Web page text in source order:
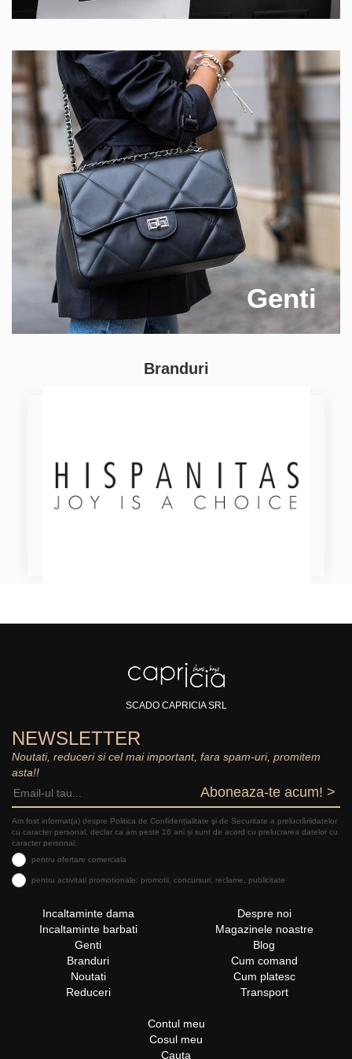
Genti
Branduri
SCADO CAPRICIA SRL
NEWSLETTER
Noutati, reduceri si cel mai important, fara spam-uri, promitem
asta!!
Aboneaza-te acum! >
Am fost informat(a) despre Politica de Confidențialitate şi de Securitate a prelucrăriidatelor
cu caracter personal, declar ca am peste 16 ani și sunt de acord cu prelucrarea datelor cu
caracter personal:
pentru ofertare comerciala
pentru activitati promotionale: promotii, concursuri, reclame, publicitate
Incaltaminte dama
Incaltaminte barbati
Genti
Branduri
Noutati
Reduceri
Despre noi
Magazinele noastre
Blog
Cum comand
Cum platesc
Transport
Contul meu
Cosul meu
Cauta